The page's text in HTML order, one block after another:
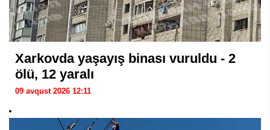
Xarkovda yaşayış binası vuruldu - 2
ölü, 12 yaralı
09 avqust 2026 12:11